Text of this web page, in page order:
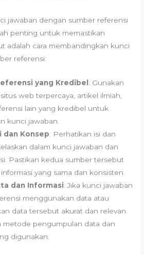
jawaban dengan sumber referensi
penting untuk memastikan
adalah cara membandingkan kunci
referensi:
yang Kredibel : Gunakan
web terpercaya, artikel ilmiah,
lain yang kredibel untuk
kunci jawaban.
dan Konsep: Perhatikan isi dan
dalam kunci jawaban dan
Pastikan kedua sumber tersebut
yang sama dan konsisten.
dan Informasi: Jika kunci jawaban
menggunakan data atau
data tersebut akurat dan relevan.
metode pengumpulan data dan
digunakan.